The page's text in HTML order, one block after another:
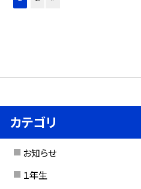
カテゴリ
お知らせ
１年生